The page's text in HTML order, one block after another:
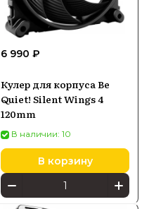
6 990 ₽
Кулер для корпуса Be
Quiet! Silent Wings 4
120mm
В наличии: 10
В корзину